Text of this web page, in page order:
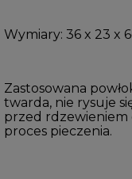
Wymiary: 36 x 23 x
Zastosowana
twarda, nie rysuje
przed rdzewieniem
proces pieczenia.